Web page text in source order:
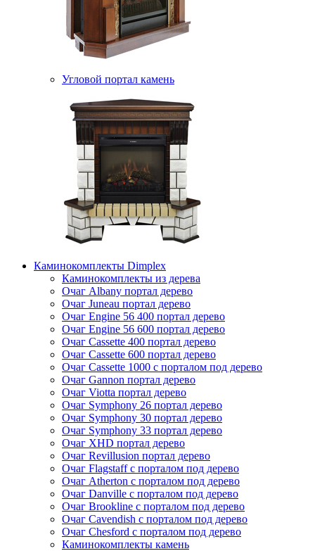
Угловой портал камень
Каминокомплекты Dimplex
Каминокомплекты из дерева
Очаг Albany портал дерево
Очаг Juneau портал дерево
Очаг Engine 56 400 портал дерево
Очаг Engine 56 600 портал дерево
Очаг Cassette 400 портал дерево
Очаг Cassette 600 портал дерево
Очаг Cassette 1000 с порталом под дерево
Очаг Gannon портал дерево
Очаг Viotta портал дерево
Очаг Symphony 26 портал дерево
Очаг Symphony 30 портал дерево
Очаг Symphony 33 портал дерево
Очаг XHD портал дерево
Очаг Revillusion портал дерево
Очаг Flagstaff с порталом под дерево
Очаг Atherton с порталом под дерево
Очаг Danville с порталом под дерево
Очаг Brookline с порталом под дерево
Очаг Cavendish с порталом под дерево
Очаг Chesford с порталом под дерево
Каминокомплекты камень